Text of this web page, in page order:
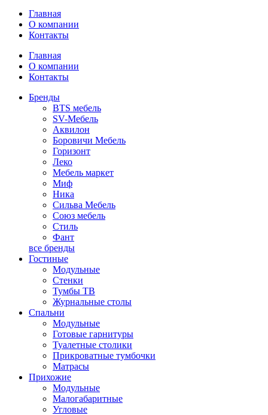
Главная
О компании
Контакты
Главная
О компании
Контакты
Бренды
BTS мебель
SV-Мебель
Аквилон
Боровичи Мебель
Горизонт
Леко
Мебель маркет
Миф
Ника
Сильва Мебель
Союз мебель
Стиль
Фант
все бренды
Гостиные
Модульные
Стенки
Тумбы ТВ
Журнальные столы
Спальни
Модульные
Готовые гарнитуры
Туалетные столики
Прикроватные тумбочки
Матрасы
Прихожие
Модульные
Малогабаритные
Угловые